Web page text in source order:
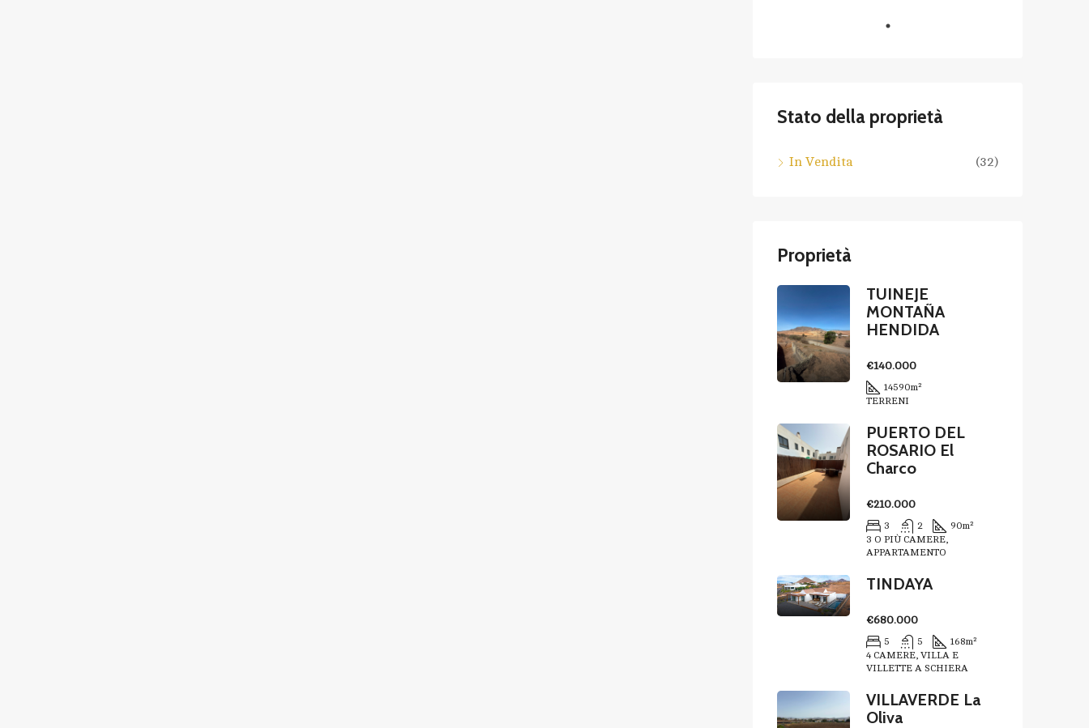
Stato della proprietà
In Vendita (32)
Proprietà
TUINEJE
MONTAÑA
HENDIDA
€140.000
14590m²
TERRENI
PUERTO DEL
ROSARIO El
Charco
€210.000
3 2 90m²
3 O PIÙ CAMERE,
APPARTAMENTO
TINDAYA
€680.000
5 5 168m²
4 CAMERE, VILLA E
VILLETTE A SCHIERA
VILLAVERDE La
Oliva